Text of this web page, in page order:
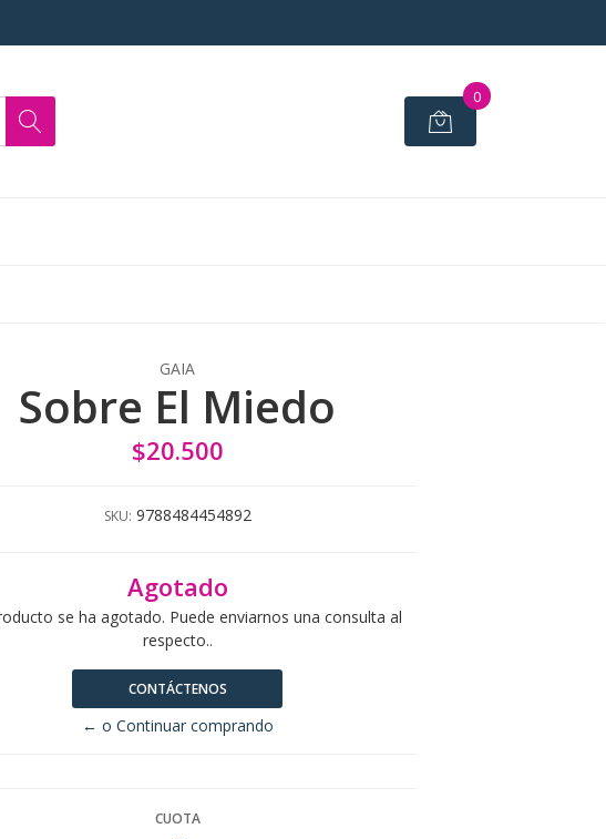
0
GAIA
Sobre El Miedo
$20.500
SKU: 9788484454892
Agotado
se ha agotado. Puede enviarnos una consulta al
respecto..
CONTÁCTENOS
← o Continuar comprando
CUOTA